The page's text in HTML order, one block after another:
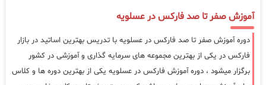
آموزش صفر تا صد فارکس در عسلویه
دوره آموزش صفر تا صد فارکس در عسلویه با تدریس بهترین اساتید در بازار
فارکس در یکی از بهترین مجموعه های سرمایه گذاری و آموزشی در کشور
برگزار میشود ، دوره آموزش فارکس در عسلویه یکی از بهترین دوره ها و کلاس